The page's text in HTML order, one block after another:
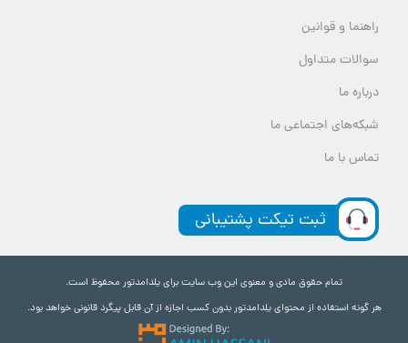
راهنما و قوانین
سوالات متداول
درباره ما
شبکه‌های اجتماعی ما
تماس با ما
ثبت تیکت پشتیبانی
تمام حقوق مادی و معنوی این وب سایت برای یلدامدتور محفوظ است.
هر گونه استفاده از محتوای یلدامدتور بدون کسب اجازه از آن قابل پیگرد قانونی خواهد بود.